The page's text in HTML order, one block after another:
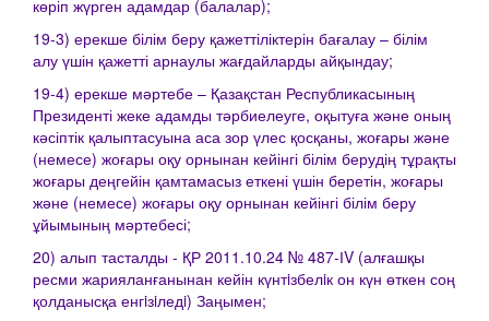
көріп жүрген адамдар (балалар);
19-3) ерекше білім беру қажеттіліктерін бағалау – білім
алу үшін қажетті арнаулы жағдайларды айқындау;
19-4) ерекше мәртебе – Қазақстан Республикасының
Президенті жеке адамды тәрбиелеуге, оқытуға және оның
кәсіптік қалыптасуына аса зор үлес қосқаны, жоғары және
(немесе) жоғары оқу орнынан кейінгі білім берудің тұрақты
жоғары деңгейін қамтамасыз еткені үшін беретін, жоғары
және (немесе) жоғары оқу орнынан кейінгі білім беру
ұйымының мәртебесі;
20) алып тасталды - ҚР 2011.10.24 № 487-ІV (алғашқы
ресми жарияланғанынан кейін күнтiзбелiк он күн өткен соң
қолданысқа енгiзiледi) Заңымен;